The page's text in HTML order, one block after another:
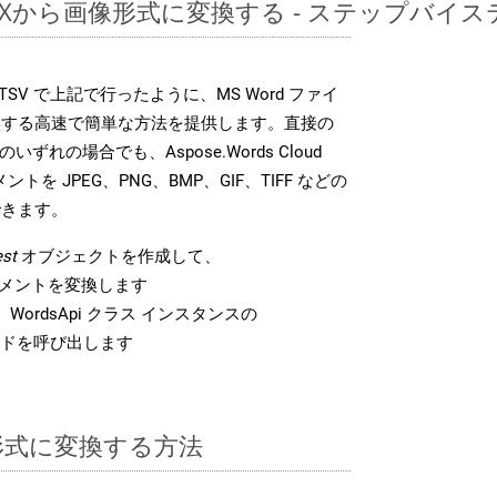
から画像形式に変換する - ステップバイ
で上記で行ったように、MS Word ファイ
る高速で簡単な方法を提供します。直接の
いずれの場合でも、Aspose.Words Cloud
トを JPEG、PNG、BMP、GIF、TIFF などの
ます。
オブジェクトを作成して、
ントを変換します
WordsApi クラス インスタンスの
を呼び出します
に変換する方法